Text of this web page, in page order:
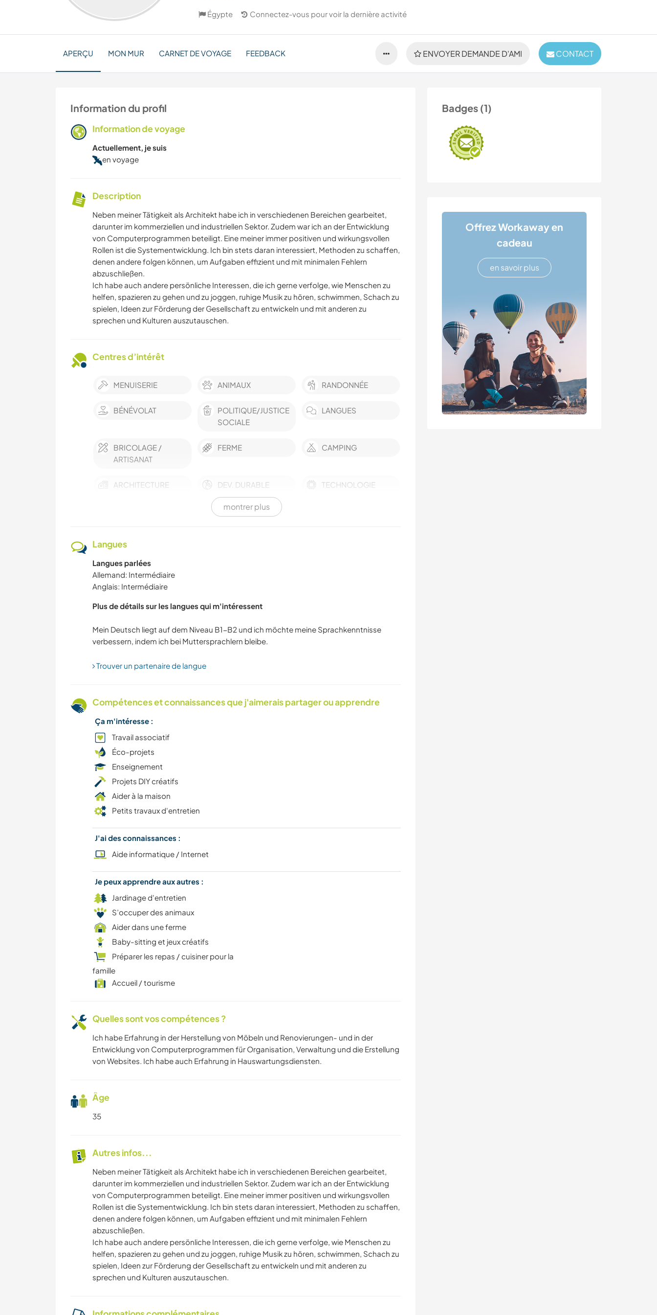
Égypte Connectez-vous pour voir la dernière activité
ENVOYER DEMANDE D'AMI CONTACT
APERÇU MON MUR CARNET DE VOYAGE FEEDBACK
Badges (1)
Offrez Workaway en
cadeau
en savoir plus
Information du profil
Information de voyage
Actuellement, je suis
en voyage
Description
Neben meiner Tätigkeit als Architekt habe ich in verschiedenen Bereichen gearbeitet,
darunter im kommerziellen und industriellen Sektor. Zudem war ich an der Entwicklung
von Computerprogrammen beteiligt. Eine meiner immer positiven und wirkungsvollen
Rollen ist die Systementwicklung. Ich bin stets daran interessiert, Methoden zu schaffen,
denen andere folgen können, um Aufgaben effizient und mit minimalen Fehlern
abzuschließen.
Ich habe auch andere persönliche Interessen, die ich gerne verfolge, wie Menschen zu
helfen, spazieren zu gehen und zu joggen, ruhige Musik zu hören, schwimmen, Schach zu
spielen, Ideen zur Förderung der Gesellschaft zu entwickeln und mit anderen zu
sprechen und Kulturen auszutauschen.
Centres d’intérêt
MENUISERIE ANIMAUX RANDONNÉE
BÉNÉVOLAT
POLITIQUE/JUSTICE
SOCIALE
LANGUES
BRICOLAGE /
ARTISANAT
FERME CAMPING
ARCHITECTURE DEV. DURABLE TECHNOLOGIE
ART ET DESIGN
montrer plus
Langues
Langues parlées
Allemand: Intermédiaire
Anglais: Intermédiaire
Plus de détails sur les langues qui m'intéressent
Mein Deutsch liegt auf dem Niveau B1-B2 und ich möchte meine Sprachkenntnisse
Trouver un partenaire de langue
Compétences et connaissances que j'aimerais partager ou apprendre
Ça m'intéresse :
Travail associatif
Éco-projets
Enseignement
Projets DIY créatifs
Aider à la maison
Petits travaux d'entretien
J'ai des connaissances :
Aide informatique / Internet
Je peux apprendre aux autres :
Jardinage d'entretien
S’occuper des animaux
Aider dans une ferme
Baby-sitting et jeux créatifs
Préparer les repas / cuisiner pour la
famille
Accueil / tourisme
Quelles sont vos compétences ?
Ich habe Erfahrung in der Herstellung von Möbeln und Renovierungen- und in der
Entwicklung von Computerprogrammen für Organisation, Verwaltung und die Erstellung
von Websites. Ich habe auch Erfahrung in Hauswartungsdiensten.
Âge
35
Autres infos...
Neben meiner Tätigkeit als Architekt habe ich in verschiedenen Bereichen gearbeitet,
darunter im kommerziellen und industriellen Sektor. Zudem war ich an der Entwicklung
von Computerprogrammen beteiligt. Eine meiner immer positiven und wirkungsvollen
Rollen ist die Systementwicklung. Ich bin stets daran interessiert, Methoden zu schaffen,
denen andere folgen können, um Aufgaben effizient und mit minimalen Fehlern
abzuschließen.
Ich habe auch andere persönliche Interessen, die ich gerne verfolge, wie Menschen zu
helfen, spazieren zu gehen und zu joggen, ruhige Musik zu hören, schwimmen, Schach zu
spielen, Ideen zur Förderung der Gesellschaft zu entwickeln und mit anderen zu
sprechen und Kulturen auszutauschen.